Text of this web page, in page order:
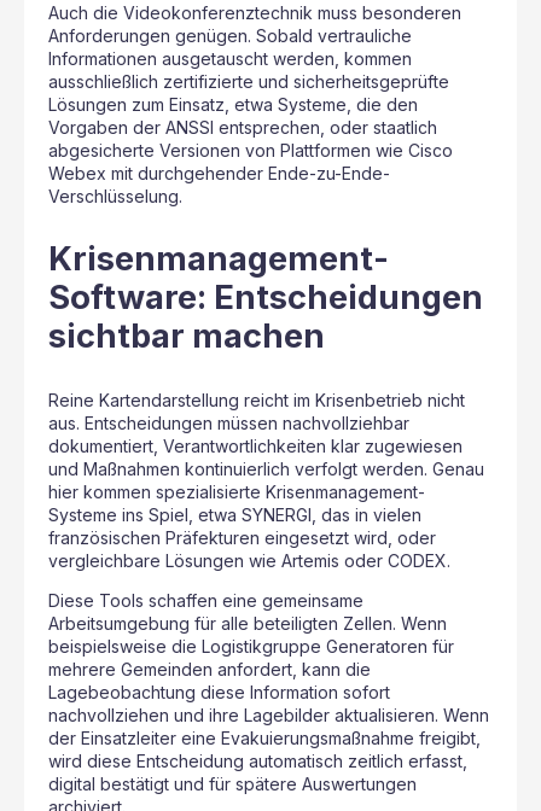
Auch die Videokonferenztechnik muss besonderen
Anforderungen genügen. Sobald vertrauliche
Informationen ausgetauscht werden, kommen
ausschließlich zertifizierte und sicherheitsgeprüfte
Lösungen zum Einsatz, etwa Systeme, die den
Vorgaben der ANSSI entsprechen, oder staatlich
abgesicherte Versionen von Plattformen wie Cisco
Webex mit durchgehender Ende-zu-Ende-
Verschlüsselung.
Krisenmanagement-
Software: Entscheidungen
sichtbar machen
Reine Kartendarstellung reicht im Krisenbetrieb nicht
aus. Entscheidungen müssen nachvollziehbar
dokumentiert, Verantwortlichkeiten klar zugewiesen
und Maßnahmen kontinuierlich verfolgt werden. Genau
hier kommen spezialisierte Krisenmanagement-
Systeme ins Spiel, etwa SYNERGI, das in vielen
französischen Präfekturen eingesetzt wird, oder
vergleichbare Lösungen wie Artemis oder CODEX.
Diese Tools schaffen eine gemeinsame
Arbeitsumgebung für alle beteiligten Zellen. Wenn
beispielsweise die Logistikgruppe Generatoren für
mehrere Gemeinden anfordert, kann die
Lagebeobachtung diese Information sofort
nachvollziehen und ihre Lagebilder aktualisieren. Wenn
der Einsatzleiter eine Evakuierungsmaßnahme freigibt,
wird diese Entscheidung automatisch zeitlich erfasst,
digital bestätigt und für spätere Auswertungen